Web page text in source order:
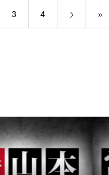
工事中
3 4 »